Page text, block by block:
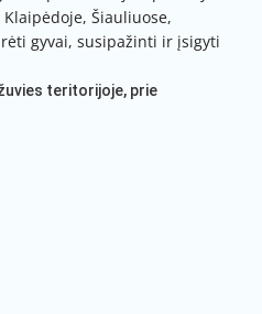
Šiauliuose,
gyvai, susipažinti ir įsigyti
teritorijoje, prie